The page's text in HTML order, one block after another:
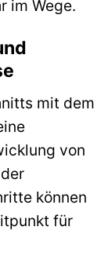
im Wege.
mit dem
von
können
für